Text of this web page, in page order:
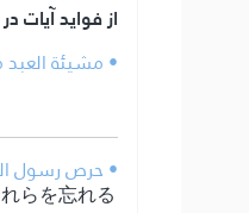
از فواید آیات
• مشيئة العبد
• حرص رسول
らを忘れる